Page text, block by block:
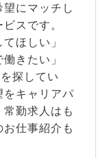
にマッチし
スです。
ほしい」
きたい」
探してい
をキャリアパ
勤求人はも
仕事紹介も